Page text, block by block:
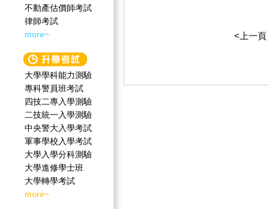
不動產估價師考試
律師考試
more~
大學學科能力測驗
專科警員班考試
四技二專入學測驗
二技統一入學測驗
中央警大入學考試
軍事學校入學考試
大學入學分科測驗
大學進修學士班
大學轉學考試
more~
<上一頁